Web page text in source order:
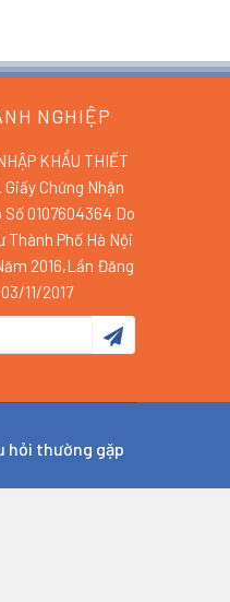
NGHIỆP
KHẨU THIẾT
Giấy Chứng Nhận
0107604364 Do
Thành Phố Hà Nội
2016,Lần Đăng
11/2017
hỏi thường gặp